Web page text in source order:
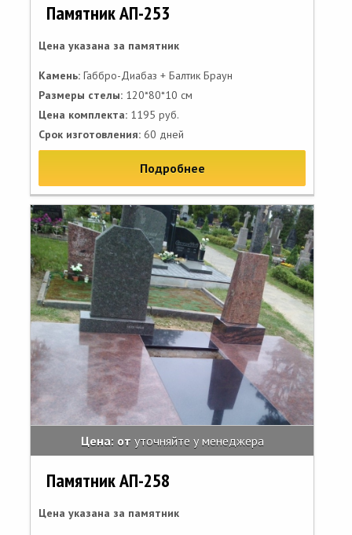
Памятник АП-253
Цена указана за памятник
Камень: Габбро-Диабаз + Балтик Браун
Размеры стелы: 120*80*10 см
Цена комплекта: 1195 руб.
Срок изготовления: 60 дней
Подробнее
Цена: от уточняйте у менеджера
Памятник АП-258
Цена указана за памятник